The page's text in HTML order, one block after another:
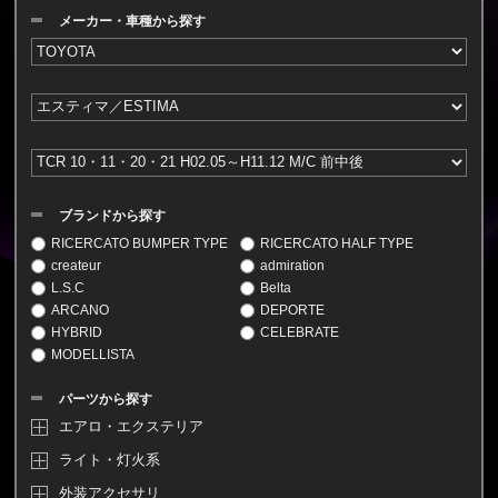
メーカー・車種から探す
ブランドから探す
RICERCATO BUMPER TYPE
RICERCATO HALF TYPE
createur
admiration
L.S.C
Belta
ARCANO
DEPORTE
HYBRID
CELEBRATE
MODELLISTA
パーツから探す
エアロ・エクステリア
ライト・灯火系
外装アクセサリ